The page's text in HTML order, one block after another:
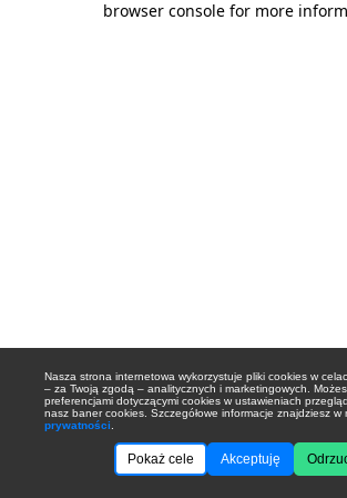
Nasza strona internetowa wykorzystuje pliki cookies w
– za Twoją zgodą – analitycznych i marketingowych.
preferencjami dotyczącymi cookies w ustawieniach
nasz baner cookies. Szczegółowe informacje znajdziesz w
prywatności
Pokaż cele Akceptuję
browser console for more